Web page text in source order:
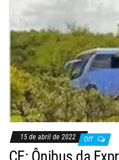
15 de abril de 2022 Off
CE: Ônibus da